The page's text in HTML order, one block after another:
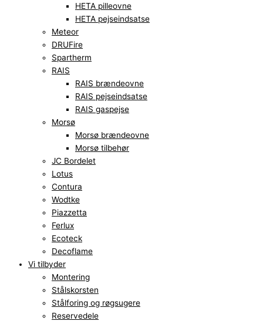
HETA pilleovne
HETA pejseindsatse
Meteor
DRUFire
Spartherm
RAIS
RAIS brændeovne
RAIS pejseindsatse
RAIS gaspejse
Morsø
Morsø brændeovne
Morsø tilbehør
JC Bordelet
Lotus
Contura
Wodtke
Piazzetta
Ferlux
Ecoteck
Decoflame
Vi tilbyder
Montering
Stålskorsten
Stålforing og røgsugere
Reservedele